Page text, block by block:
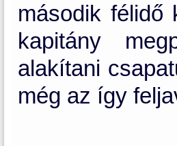
második félidő
kapitány
alakítani
még az így